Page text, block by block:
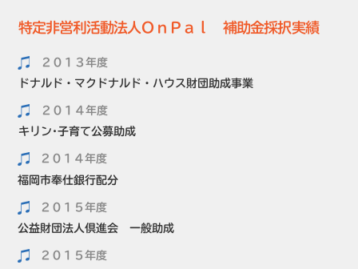
特定非営利活動法人ＯｎＰａｌ 補助金採択実績
２０１３年度
ドナルド・マクドナルド・ハウス財団助成事業
２０１４年度
キリン･子育て公募助成
２０１４年度
福岡市奉仕銀行配分
２０１５年度
公益財団法人倶進会 一般助成
２０１５年度